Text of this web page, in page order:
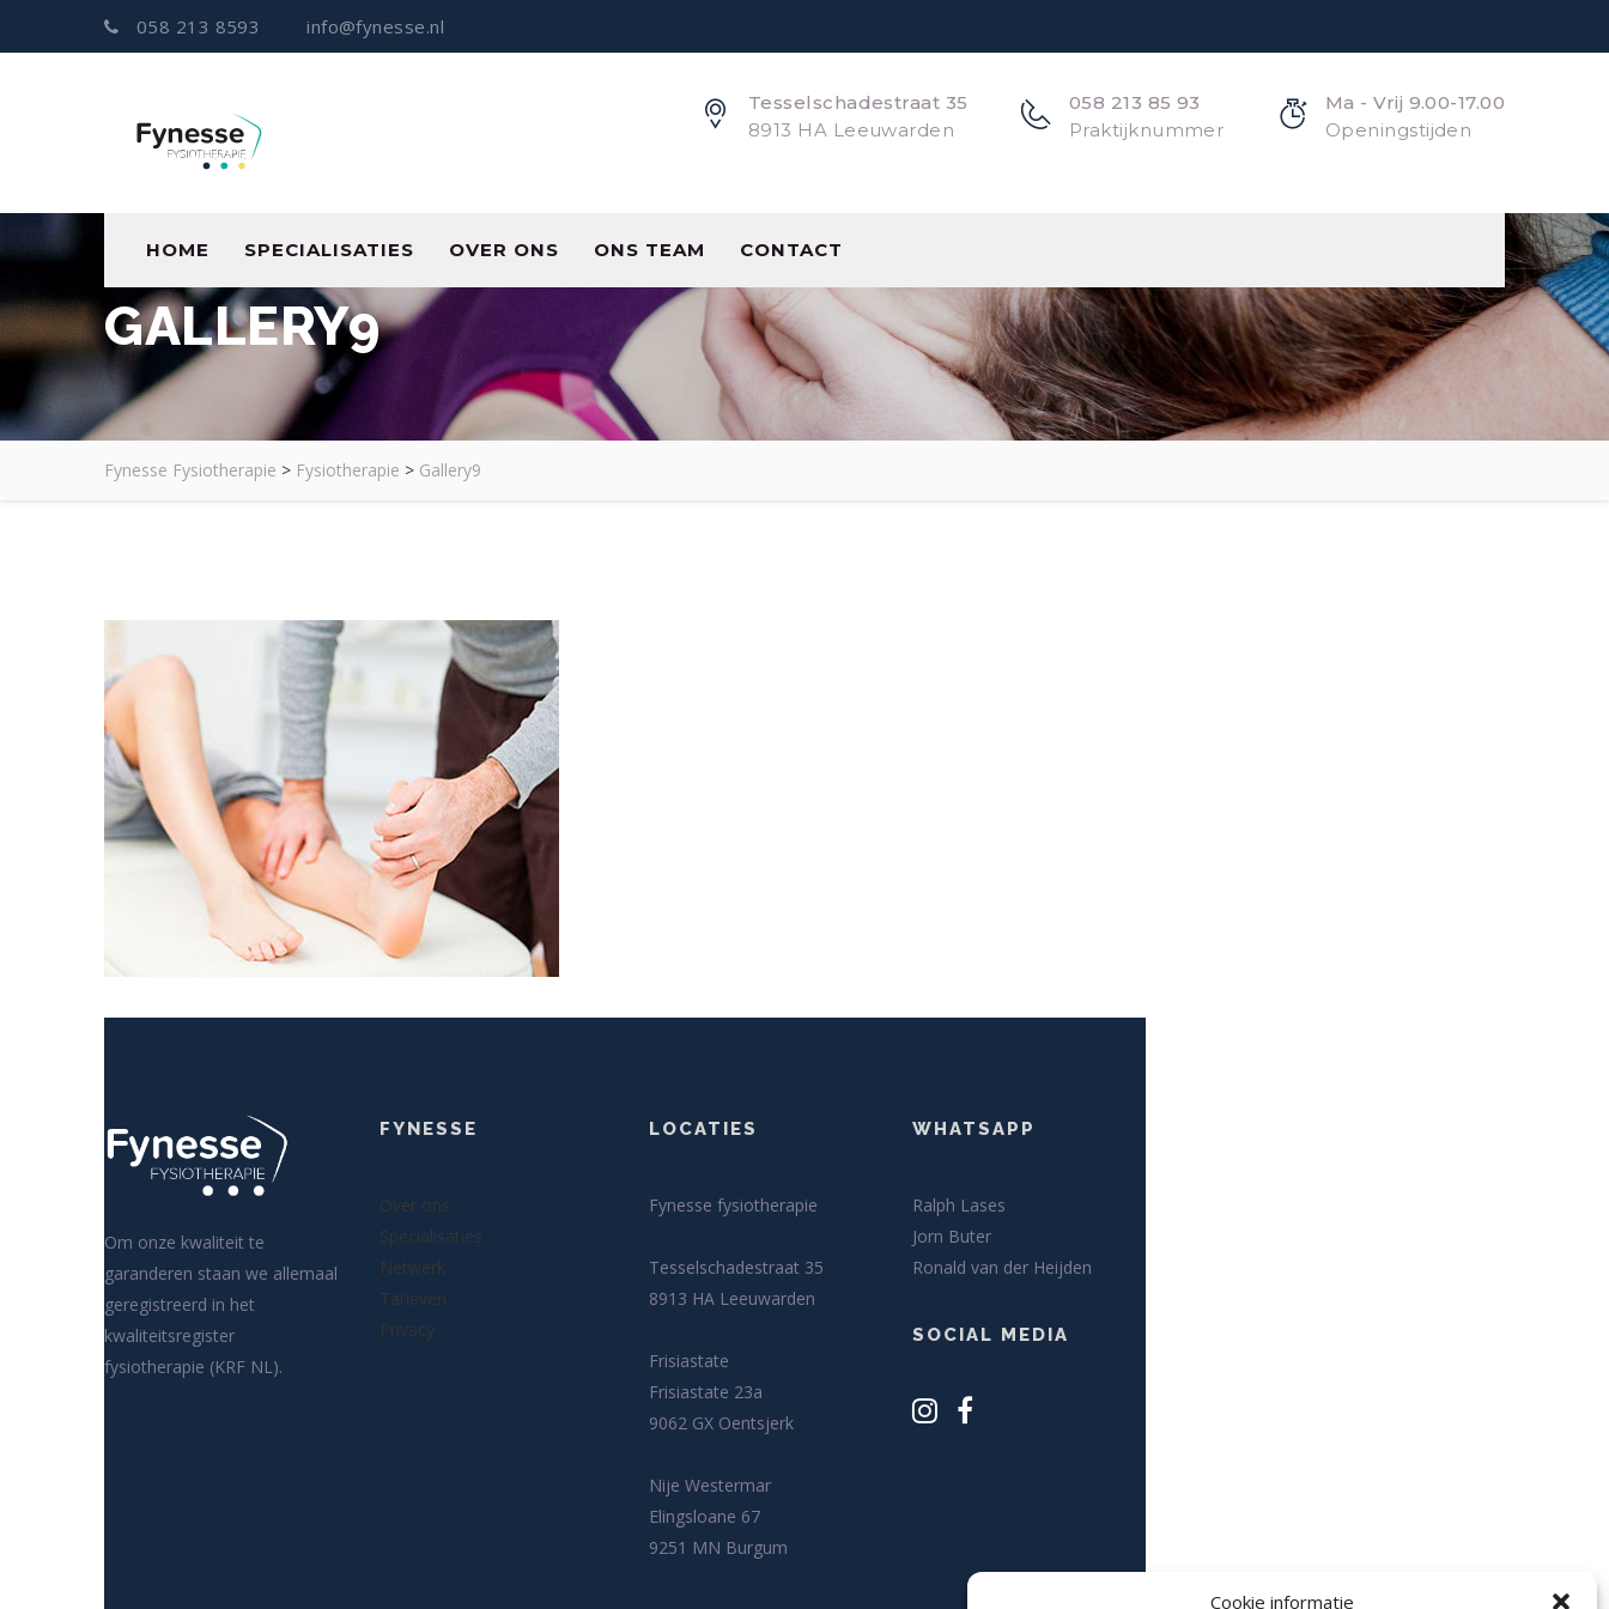
Cookie informatie
058 213 8593 info@fynesse.nl
Tesselschadestraat 35
8913 HA Leeuwarden
058 213 85 93
Praktijknummer
Ma - Vrij 9.00-17.00
Openingstijden
HOME SPECIALISATIES OVER ONS ONS TEAM CONTACT
GALLERY9
Fynesse Fysiotherapie > Fysiotherapie > Gallery9
Om onze kwaliteit te
garanderen staan we allemaal
geregistreerd in het
kwaliteitsregister
fysiotherapie (KRF NL).
FYNESSE
Over ons
Specialisaties
Netwerk
Tarieven
Privacy
LOCATIES
Fynesse fysiotherapie
Tesselschadestraat 35
8913 HA Leeuwarden
Frisiastate
Frisiastate 23a
9062 GX Oentsjerk
Nije Westermar
Elingsloane 67
9251 MN Burgum
WHATSAPP
Ralph Lases
Jorn Buter
Ronald van der Heijden
SOCIAL MEDIA